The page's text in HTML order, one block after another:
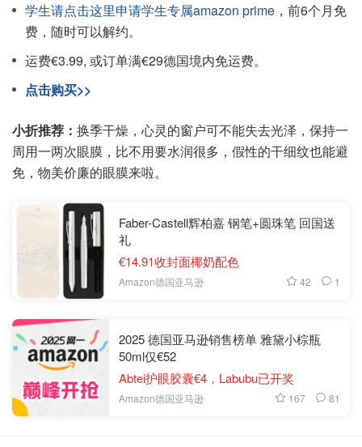
学生请点击这里申请学生专属amazon prime ，前6个月免
费，随时可以解约。
运费€3.99, 或订单满€29德国境内免运费。
点击购买>>
小折推荐： 换季干燥，心灵的窗户可不能失去光泽，保持一
周用一两次眼膜，比不用要水润很多，假性的干细纹也能避
免，物美价廉的眼膜来啦。
Faber-Castell辉柏嘉 钢笔+圆珠笔 回国送
礼
€14.91收封面椰奶配色
Amazon德国亚马逊 42 1
2025 德国亚马逊销售榜单 雅黛小棕瓶
50ml仅€52
Abtei护眼胶囊€4，Labubu已开奖
Amazon德国亚马逊 167 81